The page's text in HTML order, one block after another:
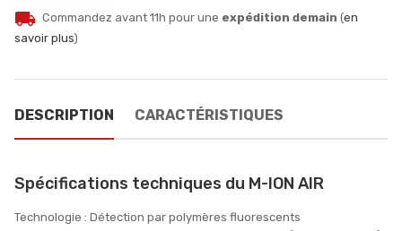
local_shipping Commandez avant 11h pour une expédition demain (en
savoir plus)
DESCRIPTION CARACTÉRISTIQUES
Spécifications techniques du M-ION AIR
Technologie : Détection par polymères fluorescents